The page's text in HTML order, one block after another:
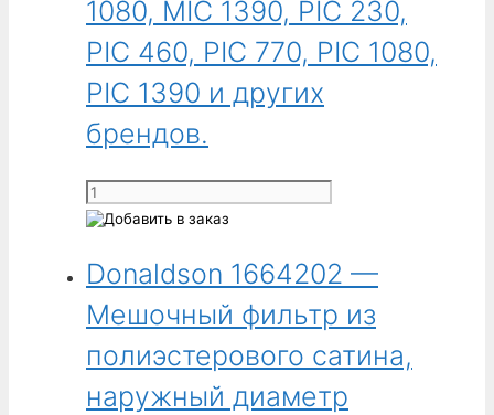
80,
81,
84
и
других
брендов.
1080, MIC 1390, PIC 230,
PIC 460, PIC 770, PIC 1080,
PIC 1390 и других
брендов.
Количество
товара
1664201
-
Огнеупорный
мешочный
фильтр
из
Donaldson 1664202 —
Мешочный фильтр из
полиэстерового сатина,
наружный диаметр